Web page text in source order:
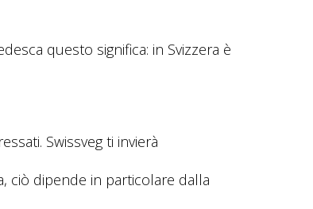
questo significa: in Svizzera è
Swissveg ti invierà
ciò dipende in particolare dalla